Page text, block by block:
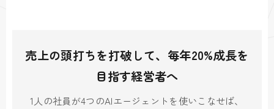
売上の頭打ちを打破して、毎年20%成長を
目指す経営者へ
1人の社員が4つのAIエージェントを使いこなせば、